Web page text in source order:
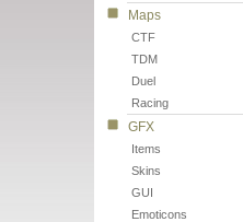
Maps
CTF
TDM
Duel
Racing
GFX
Items
Skins
GUI
Emoticons